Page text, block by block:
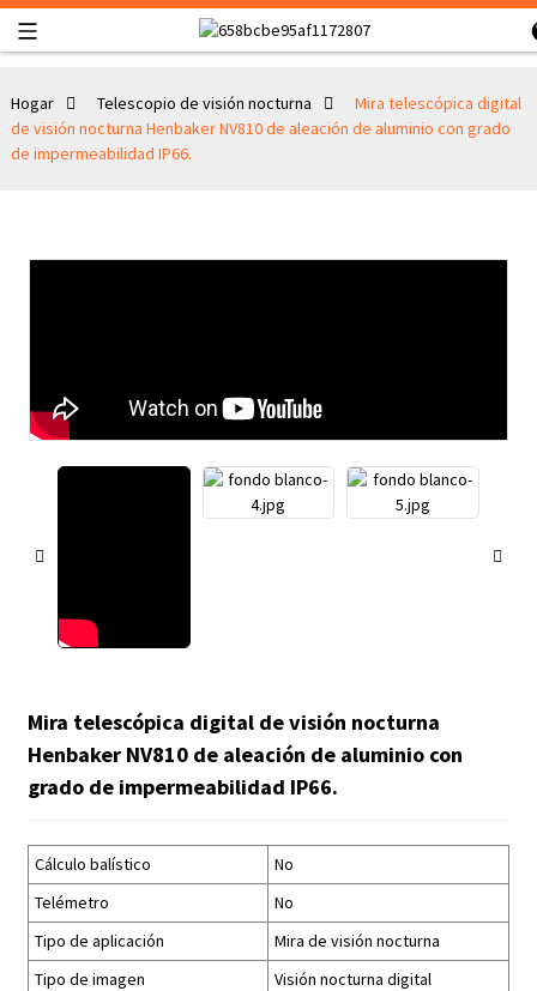
Hogar Telescopio de visión nocturna
Mira telescópica digital
de visión nocturna Henbaker NV810 de aleación de aluminio con grado
de impermeabilidad IP66.
Mira telescópica digital de visión nocturna
Henbaker NV810 de aleación de aluminio con
grado de impermeabilidad IP66.
Cálculo balístico
No
Telémetro
No
Tipo de aplicación
Mira de visión nocturna
Tipo de imagen
Visión nocturna digital